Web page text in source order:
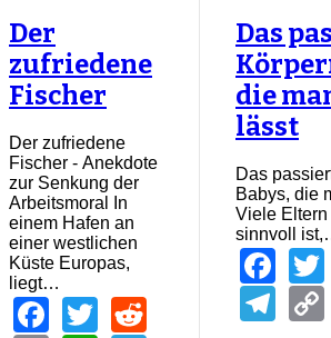
Der
zufriedene
Fischer
Der zufriedene
Fischer - Anekdote
zur Senkung der
Arbeitsmoral In
einem Hafen an
einer westlichen
Küste Europas,
liegt…
Facebook
TwitterReddit
Das
die
lässt
Das
Babys, die
Viele Eltern
sinnvoll